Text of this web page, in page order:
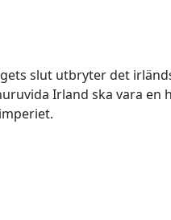
slut utbryter det
Irland ska vara en